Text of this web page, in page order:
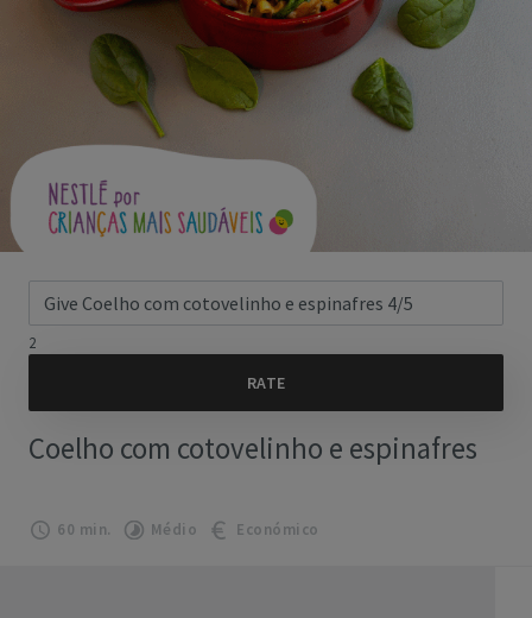
2
Coelho com cotovelinho e espinafres
60 min. Médio Económico